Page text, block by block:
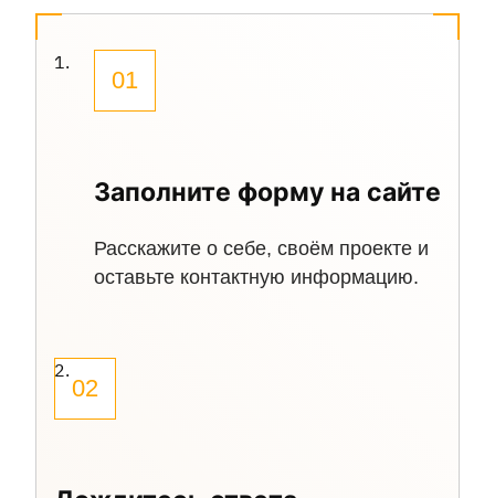
01
Заполните форму на сайте
Расскажите о себе, своём проекте и
оставьте контактную информацию.
02